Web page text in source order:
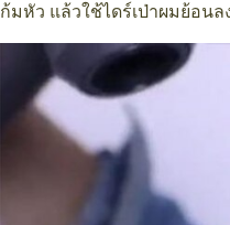
ก้มหัว แล้วใช้ไดร์เป่าผมย้อน